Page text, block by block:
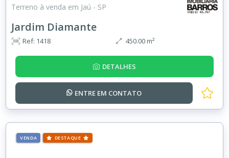
Terreno à venda em Jaú - SP
Jardim Diamante
Ref: 1418 450.00 m²
DETALHES
ENTRE EM CONTATO
VENDA DESTAQUE